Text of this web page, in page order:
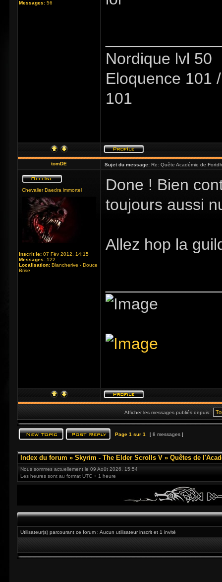
Messages: 56
Nordique lvl 50
Eloquence 101
101
tomDE Sujet du message: Re: Quête Académie de
Chevalier Daedra immortel
Inscrit le: 07 Fév 2012, 14:15
Messages: 122
Localisation: Blancherive - Douce
Brise
Done ! Bien
toujours aussi
Allez hop la
Afficher les messages publiés depuis:
Page 1 sur 1 [ 8 messages ]
Index du forum » Skyrim - The Elder Scrolls V » Quêtes de
Nous sommes actuellement le 09 Août 2026, 15:54
Les heures sont au format UTC + 1 heure
Utilisateur(s) parcourant ce forum : Aucun utilisateur inscrit et 1 invité